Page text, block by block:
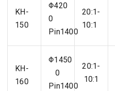
KH-
150
Φ420
0
Pin1400
20:1-
10:1
KH-
160
Φ1450
0
Pin1400
20:1-
10:1